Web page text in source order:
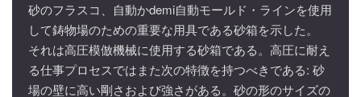
砂のフラスコ、自動かdemi自動モールド・ラインを使用
して鋳物場のための重要な用具である砂箱を示した。
それは高圧模倣機械に使用する砂箱である。高圧に耐え
る仕事プロセスではまた次の特徴を持つべきである: 砂
場の壁に高い剛さおよび強さがある。砂の形のサイズの